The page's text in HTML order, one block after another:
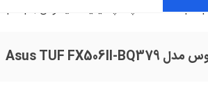
لپ تاپ گیمینگ ایسوس | Asus Gaming Laptop